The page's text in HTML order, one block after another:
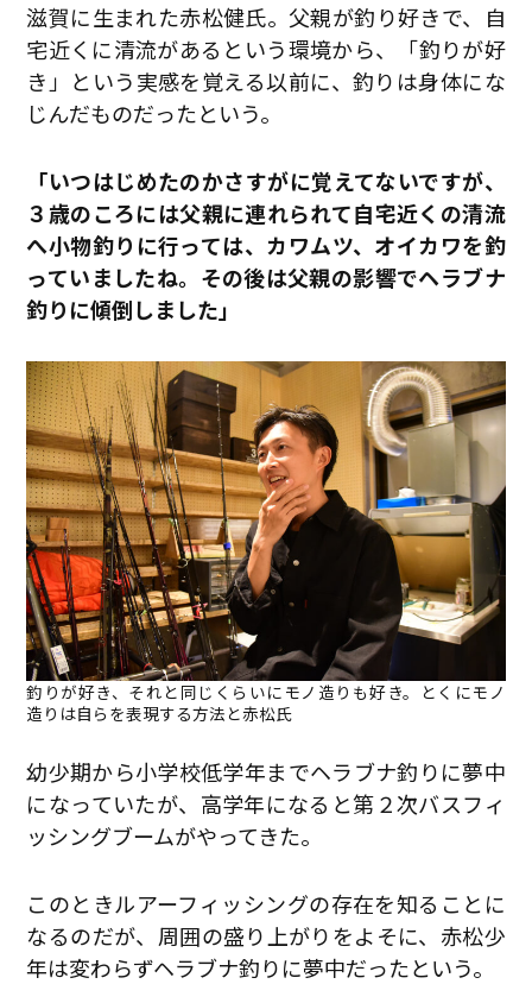
滋賀に生まれた赤松健氏。父親が釣り好きで、自
宅近くに清流があるという環境から、「釣りが好
き」という実感を覚える以前に、釣りは身体にな
じんだものだったという。
「いつはじめたのかさすがに覚えてないですが、
３歳のころには父親に連れられて自宅近くの清流
へ小物釣りに行っては、カワムツ、オイカワを釣
っていましたね。その後は父親の影響でヘラブナ
釣りに傾倒しました」
釣りが好き、それと同じくらいにモノ造りも好き。とくにモノ
造りは自らを表現する方法と赤松氏
幼少期から小学校低学年までヘラブナ釣りに夢中
になっていたが、高学年になると第２次バスフィ
ッシングブームがやってきた。
このときルアーフィッシングの存在を知ることに
なるのだが、周囲の盛り上がりをよそに、赤松少
年は変わらずヘラブナ釣りに夢中だったという。